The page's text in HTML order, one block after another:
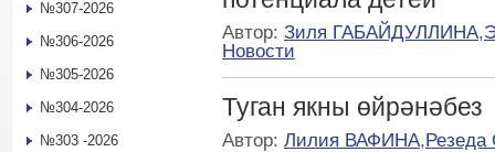
Автор: Зиля ГАБАЙДУЛЛИНА,
Новости
Туган якны өйрәнәбез
Автор: Лилия ВАФИНА,
№307-2026
№306-2026
№305-2026
№304-2026
№303 -2026